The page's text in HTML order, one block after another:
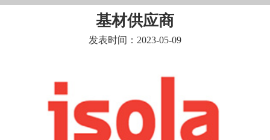
基材供应商
发表时间：2023-05-09